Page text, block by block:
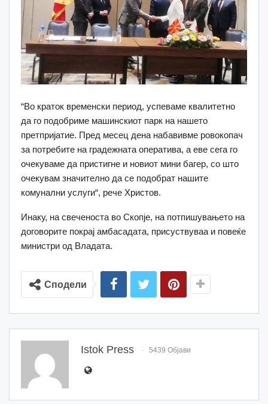
“Во краток временски период, успеваме квалитетно
да го подобриме машинскиот парк на нашето
претпријатие. Пред месец дена набавивме ровокопач
за потребите на градежната оператива, а еве сега го
очекуваме да пристигне и новиот мини багер, со што
очекувам значително да се подобрат нашите
комунални услуги“, рече Христов.
Инаку, на свеченоста во Скопје, на потпишувањето на
договорите покрај амбасадата, присуствуваа и повеќе
министри од Владата.
Сподели
Istok Press 5439 Објави